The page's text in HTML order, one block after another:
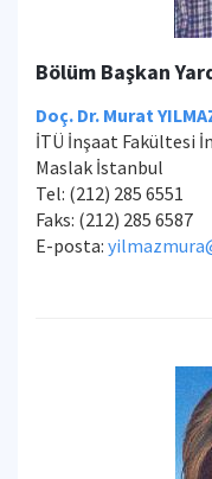
Bölüm Başkan
Doç. Dr. Murat
İTÜ İnşaat Fakültesi
Maslak İstanbul
Tel: (212) 285 6551
Faks: (212) 285 6587
E-posta: